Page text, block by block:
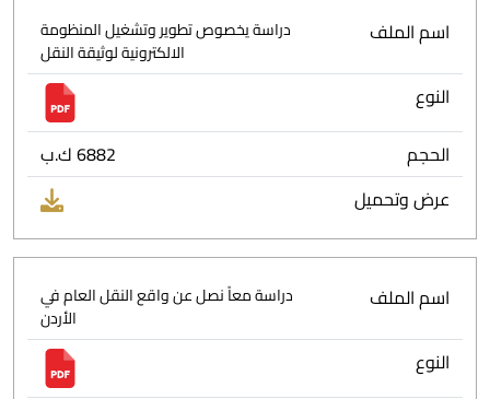
اسم الملف
دراسة يخصوص تطوير وتشغيل المنظومة
الالكترونية لوثيقة النقل
النوع
الحجم
6882 ك.ب
عرض وتحميل
اسم الملف
دراسة معاً نصل عن واقع النقل العام في
الأردن
النوع